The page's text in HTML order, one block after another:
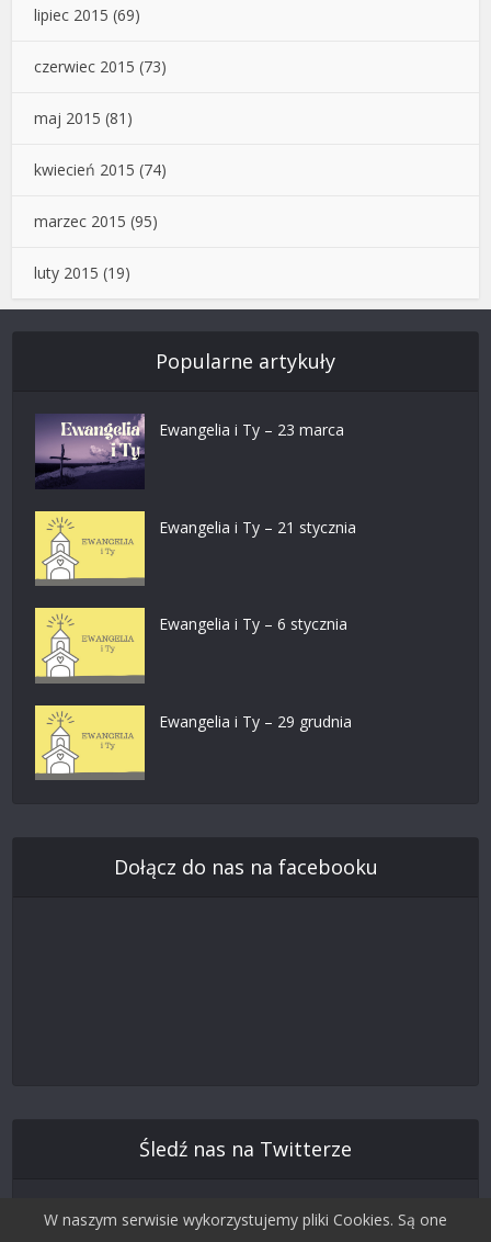
lipiec 2015 (69)
czerwiec 2015 (73)
maj 2015 (81)
kwiecień 2015 (74)
marzec 2015 (95)
luty 2015 (19)
Popularne artykuły
Ewangelia i Ty – 23 marca
Ewangelia i Ty – 21 stycznia
Ewangelia i Ty – 6 stycznia
Ewangelia i Ty – 29 grudnia
Dołącz do nas na facebooku
Śledź nas na Twitterze
W naszym serwisie wykorzystujemy pliki Cookies. Są one